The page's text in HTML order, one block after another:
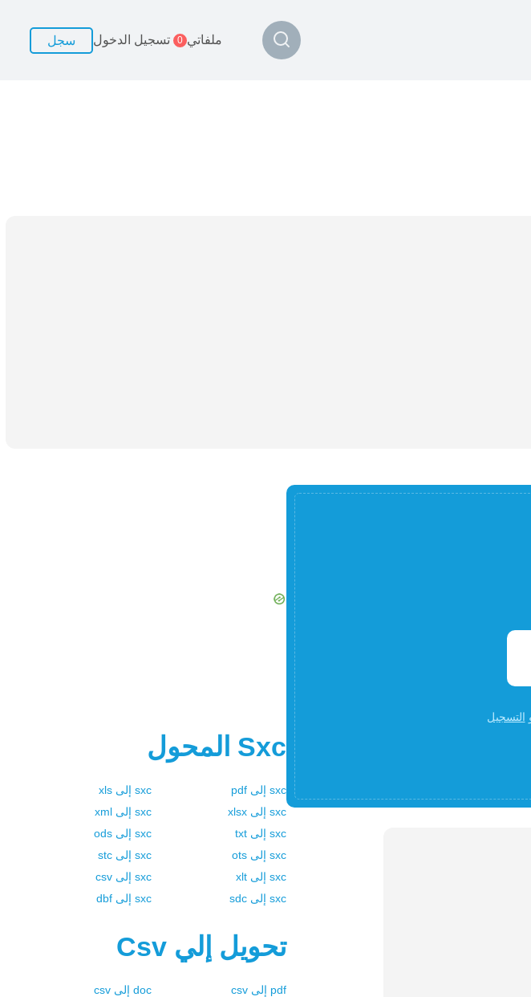
ملفاتي 0 تسجيل الدخول سجل
التسجيل
Sxc المحول
sxc إلى pdf
sxc إلى xls
sxc إلى xlsx
sxc إلى xml
sxc إلى txt
sxc إلى ods
sxc إلى ots
sxc إلى stc
sxc إلى xlt
sxc إلى csv
sxc إلى sdc
sxc إلى dbf
تحويل إلي Csv
pdf إلى csv
doc إلى csv